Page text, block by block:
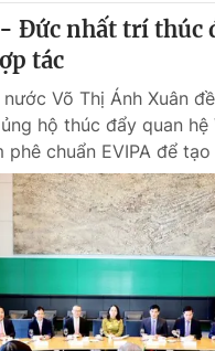
bản. Ghi rõ nguồn VTV.vn
này.
Đức nhất trí thúc
tác
Võ Thị Ánh Xuân
hộ thúc đẩy quan hệ
phê chuẩn EVIPA để